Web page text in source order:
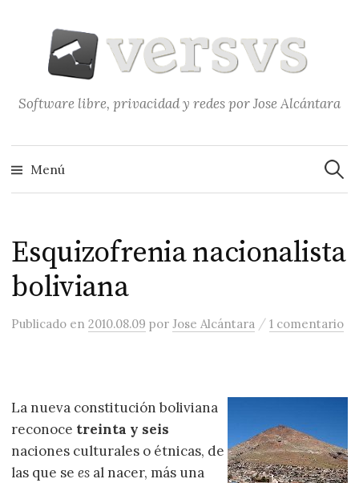
contenido
Software libre, privacidad y redes por Jose Alcántara
Menú
Esquizofrenia nacionalista
boliviana
Publicado en2010.08.09 porJose Alcántara /1 comentario
La nueva constitución boliviana
reconoce treinta y seis
naciones culturales o étnicas, de
las que sees al nacer, más una